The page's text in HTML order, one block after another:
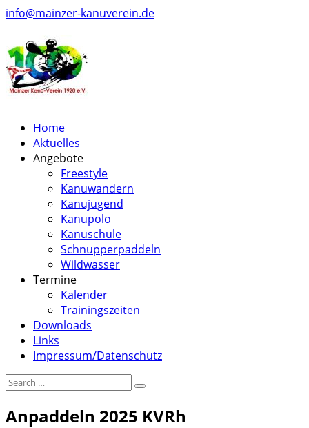
info@mainzer-kanuverein.de
Home
Aktuelles
Angebote
Freestyle
Kanuwandern
Kanujugend
Kanupolo
Kanuschule
Schnupperpaddeln
Wildwasser
Termine
Kalender
Trainingszeiten
Downloads
Links
Impressum/Datenschutz
Anpaddeln 2025 KVRh